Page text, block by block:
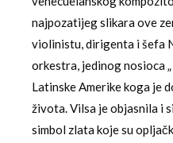
najpozatijeg slikara ove
violinistu, dirigenta i šefa
orkestra, jedinog nosioca
Latinske Amerike koga je
života. Vilsa je objasnila i
simbol zlata koje su